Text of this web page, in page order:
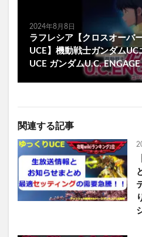
2024年8月8日
ラフレシア【クロスオーバ
UCE】機動戦士ガンダム
UCE ガンダムU.C. ENGAGE
関連する記事